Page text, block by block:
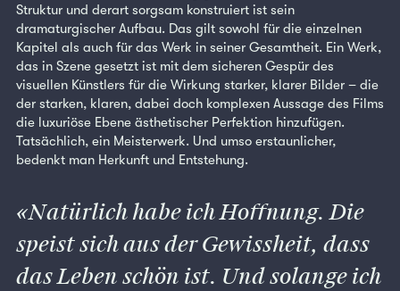
Struktur und derart sorgsam konstruiert ist sein
dramaturgischer Aufbau. Das gilt sowohl für die einzelnen
Kapitel als auch für das Werk in seiner Gesamtheit. Ein Werk,
das in Szene gesetzt ist mit dem sicheren Gespür des
visuellen Künstlers für die Wirkung starker, klarer Bilder – die
der starken, klaren, dabei doch komplexen Aussage des Films
die luxuriöse Ebene ästhetischer Perfektion hinzufügen.
Tatsächlich, ein Meisterwerk. Und umso erstaunlicher,
bedenkt man Herkunft und Entstehung.
Natürlich habe ich Hoffnung. Die
speist sich aus der Gewissheit, dass
das Leben schön ist. Und solange ich